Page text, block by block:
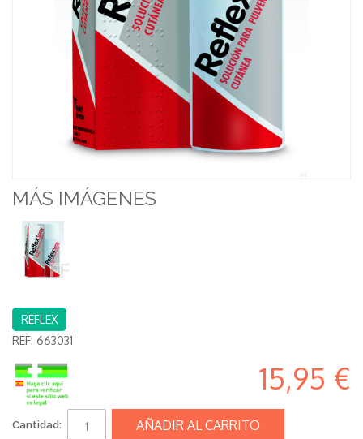
MÁS IMÁGENES
REFLEX
REF: 663031
15,95 €
Cantidad: AÑADIR AL CARRITO